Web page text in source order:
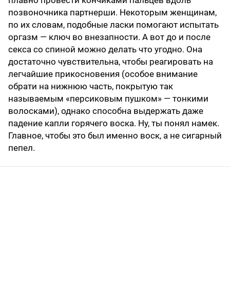
позвоночника партнерши. Некоторым женщинам,
по их словам, подобные ласки помогают испытать
оргазм — ключ во внезапности. А вот до и после
секса со спиной можно делать что угодно. Она
достаточно чувствительна, чтобы реагировать на
легчайшие прикосновения (особое внимание
обрати на нижнюю часть, покрытую так
называемым «персиковым пушком» — тонкими
волосками), однако способна выдержать даже
падение капли горячего воска. Ну, ты понял намек.
Главное, чтобы это был именно воск, а не сигарный
пепел.